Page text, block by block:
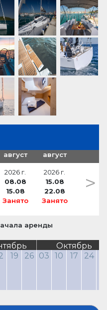
август
2026 г.
08.08
15.08
Занято
август
2026 г.
15.08
22.08
Занято
>
аренды
Октябрь
19 26 03 10 17 24